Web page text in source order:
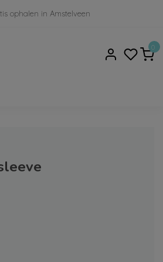
ophalen in Amstelveen
0